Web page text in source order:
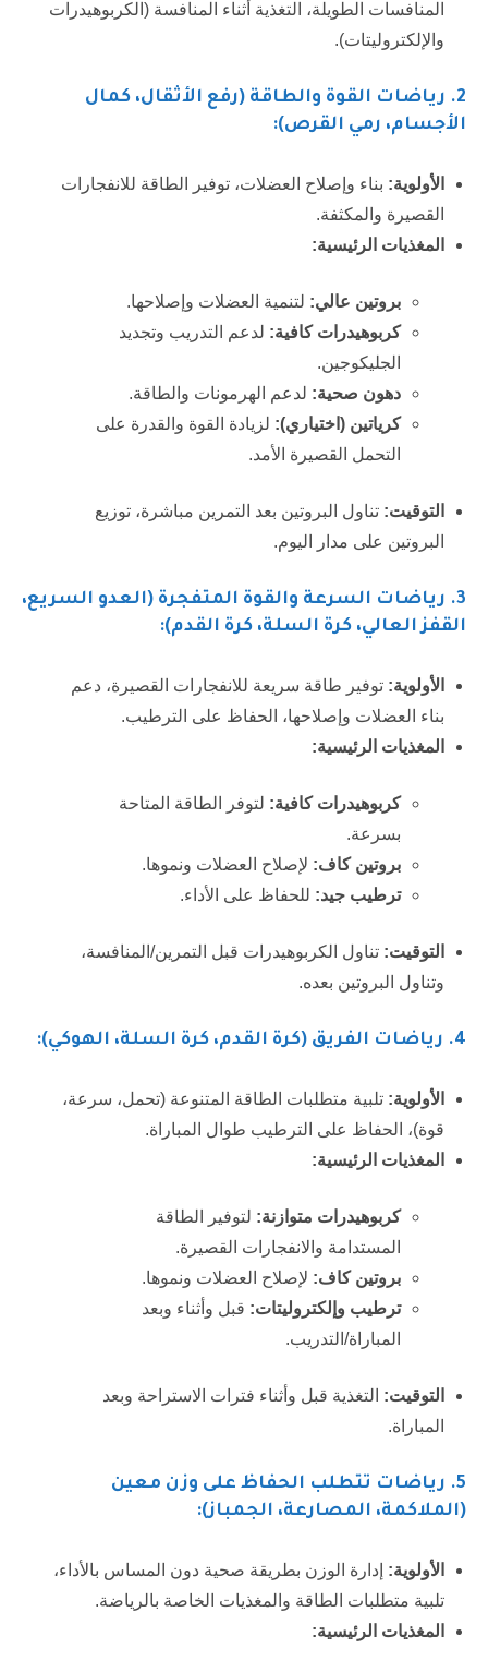
المنافسات الطويلة، التغذية أثناء المنافسة (الكربوهيدرات
والإلكتروليتات).
2.
رياضات القوة والطاقة (رفع الأثقال، كمال
الأجسام، رمي القرص):
الأولوية: بناء وإصلاح العضلات، توفير الطاقة للانفجارات
القصيرة والمكثفة.
المغذيات الرئيسية:
بروتين عالي: لتنمية العضلات وإصلاحها.
كربوهيدرات كافية: لدعم التدريب وتجديد
الجليكوجين.
دهون صحية: لدعم الهرمونات والطاقة.
كرياتين (اختياري): لزيادة القوة والقدرة على
التحمل القصيرة الأمد.
التوقيت: تناول البروتين بعد التمرين مباشرة، توزيع
البروتين على مدار اليوم.
3. رياضات السرعة والقوة المتفجرة (العدو السريع،
القفز العالي، كرة السلة، كرة القدم):
الأولوية: توفير طاقة سريعة للانفجارات القصيرة، دعم
بناء العضلات وإصلاحها، الحفاظ على الترطيب.
المغذيات الرئيسية:
كربوهيدرات كافية: لتوفر الطاقة المتاحة
بسرعة.
بروتين كاف: لإصلاح العضلات ونموها.
ترطيب جيد: للحفاظ على الأداء.
التوقيت: تناول الكربوهيدرات قبل التمرين/المنافسة،
وتناول البروتين بعده.
4. رياضات الفريق (كرة القدم، كرة السلة، الهوكي):
الأولوية: تلبية متطلبات الطاقة المتنوعة (تحمل، سرعة،
قوة)، الحفاظ على الترطيب طوال المباراة.
المغذيات الرئيسية:
كربوهيدرات متوازنة: لتوفير الطاقة
المستدامة والانفجارات القصيرة.
بروتين كاف: لإصلاح العضلات ونموها.
ترطيب وإلكتروليتات: قبل وأثناء وبعد
المباراة/التدريب.
التوقيت: التغذية قبل وأثناء فترات الاستراحة وبعد
المباراة.
5.
رياضات تتطلب الحفاظ على وزن معين
(الملاكمة، المصارعة، الجمباز):
الأولوية: إدارة الوزن بطريقة صحية دون المساس بالأداء،
تلبية متطلبات الطاقة والمغذيات الخاصة بالرياضة.
المغذيات الرئيسية: